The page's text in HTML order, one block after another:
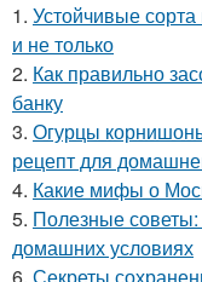
1. Устойчивые
и не только
2. Как правильно
банку
3. Огурцы
рецепт для
4. Какие мифы о
5. Полезные советы:
домашних условиях